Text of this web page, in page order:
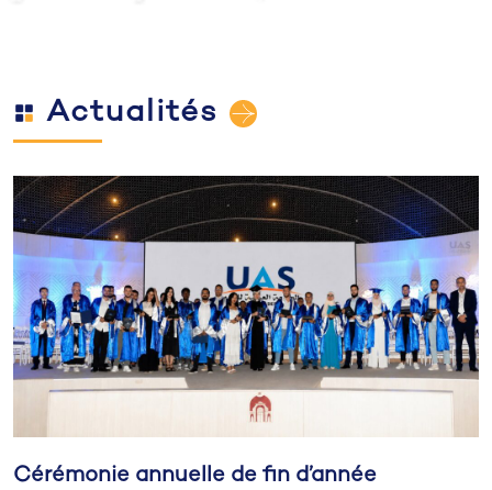
Actualités
Cérémonie annuelle de fin d’année